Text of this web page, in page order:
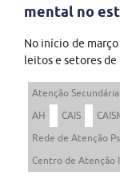
mental no
No início de
leitos e setores
Atenção Secundária
AH
CAIS
Rede de Atenção
Centro de Atenção